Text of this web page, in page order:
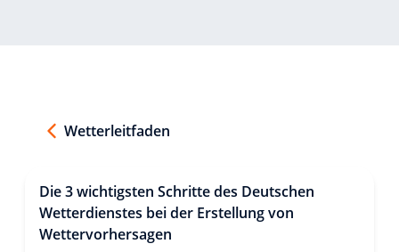
Wetterleitfaden
Die 3 wichtigsten Schritte des Deutschen
Wetterdienstes bei der Erstellung von
Wettervorhersagen